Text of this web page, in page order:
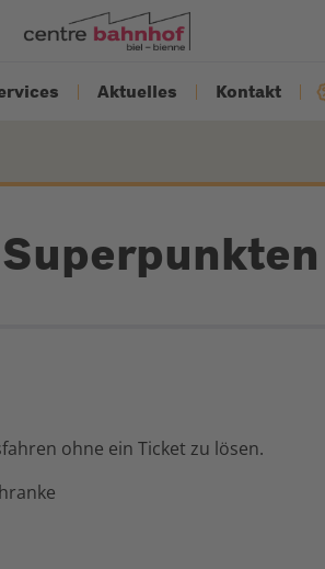
Aktuelles Kontakt
ohne ein Ticket zu lösen.